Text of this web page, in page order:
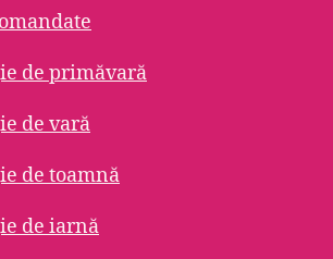
de primăvară
de vară
de toamnă
de iarnă